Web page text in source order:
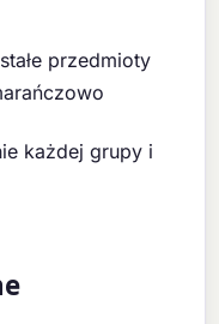
przedmioty
każdej grupy i